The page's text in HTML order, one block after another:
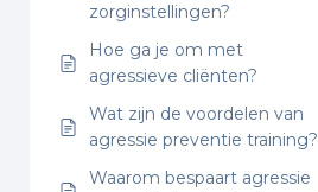
zorginstellingen?
Hoe ga je om met
agressieve cliënten?
Wat zijn de voordelen van
agressie preventie training?
Waarom bespaart agressie